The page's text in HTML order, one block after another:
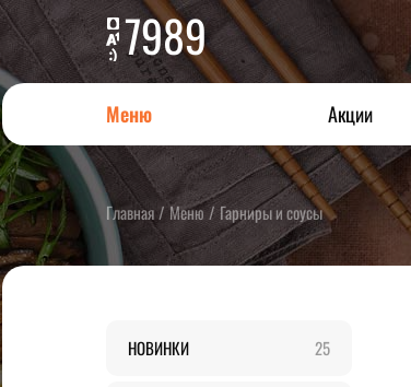
7989
Меню Акции
Главная / Меню/ Гарниры и соусы
НОВИНКИ 25